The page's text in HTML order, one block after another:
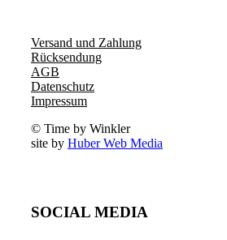
Versand und Zahlung
Rücksendung
AGB
Datenschutz
Impressum
© Time by Winkler
site by Huber Web Media
SOCIAL MEDIA